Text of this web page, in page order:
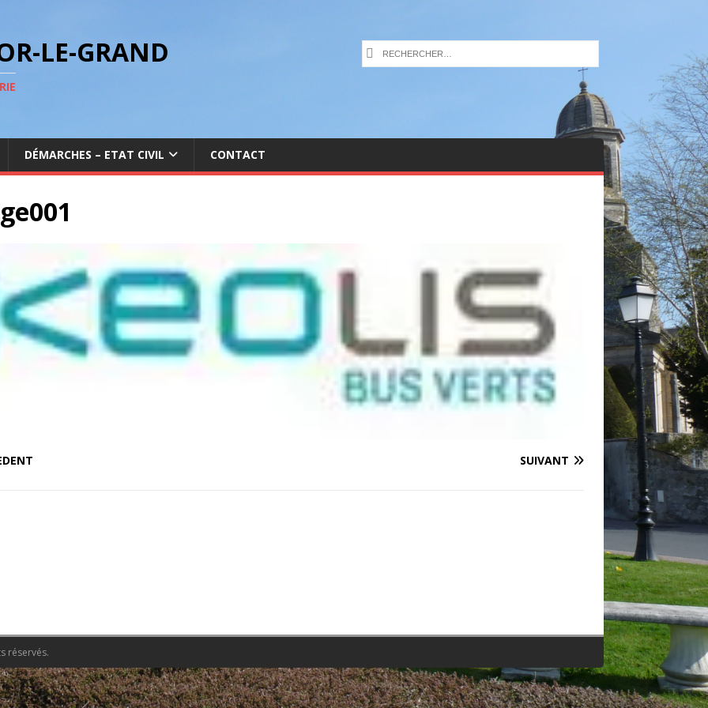
LE-GRAND
DÉMARCHES – ETAT CIVIL CONTACT
SUIVANT
réservés.